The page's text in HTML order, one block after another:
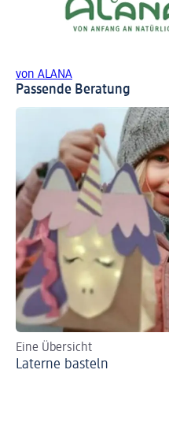
von ALANA
Passende Beratung
Eine Übersicht
Laterne basteln